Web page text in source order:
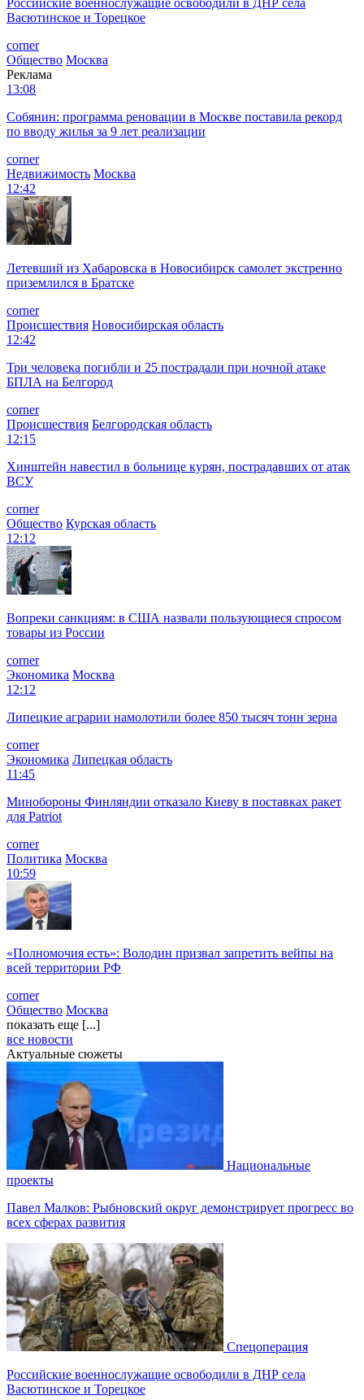
Васютинское и Торецкое
corner
Общество Москва
Реклама
13:08
Собянин: программа реновации в Москве поставила рекорд
по вводу жилья за 9 лет реализации
corner
Недвижимость Москва
12:42
Летевший из Хабаровска в Новосибирск самолет экстренно
приземлился в Братске
corner
Происшествия Новосибирская область
12:42
Три человека погибли и 25 пострадали при ночной атаке
БПЛА на Белгород
corner
Происшествия Белгородская область
12:15
Хинштейн навестил в больнице курян, пострадавших от атак
ВСУ
corner
Общество Курская область
12:12
Вопреки санкциям: в США назвали пользующиеся спросом
товары из России
corner
Экономика Москва
12:12
Липецкие аграрии намолотили более 850 тысяч тонн зерна
corner
Экономика Липецкая область
11:45
Минобороны Финляндии отказало Киеву в поставках ракет
для Patriot
corner
Политика Москва
10:59
«Полномочия есть»: Володин призвал запретить вейпы на
всей территории РФ
corner
Общество Москва
показать еще [...]
все новости
Актуальные сюжеты
Национальные
проекты
Павел Малков: Рыбновский округ демонстрирует прогресс во
всех сферах развития
Спецоперация
Российские военнослужащие освободили в ДНР села
Васютинское и Торецкое